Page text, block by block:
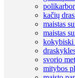
kačių
maistas
maistas
kokybiski
svorio
mitybos